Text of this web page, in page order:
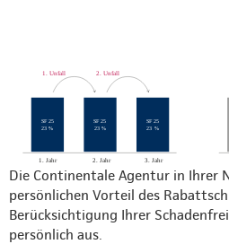
Die Continentale Agentur in Ihrer
persönlichen Vorteil des
Berücksichtigung Ihrer
persönlich aus.